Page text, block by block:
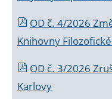
OD č. 4/2026
Knihovny
OD č. 3/2026
Karlovy